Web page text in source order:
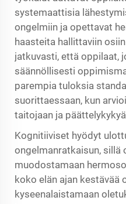
systemaattisia
ongelmiin ja opettavat
haasteita hallittaviin
jatkuvasti, että oppilaat,
säännöllisesti
parempia tuloksia
suorittaessaan, kun
taitojaan ja
Kognitiiviset hyödyt
ongelmanratkaisun, sillä
muodostamaan
koko elän ajan
kyseenalaistamaan